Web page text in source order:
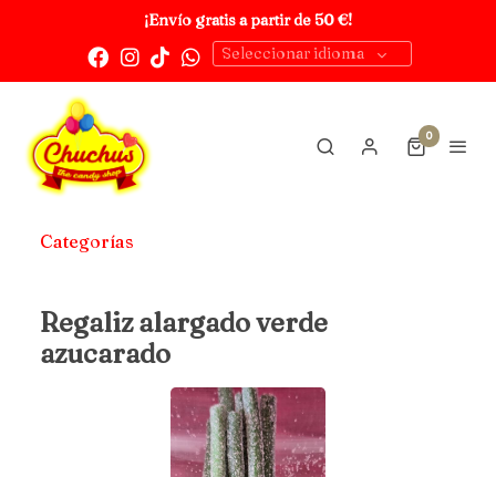
¡Envío gratis a partir de 50 €!
Seleccionar idioma
0
Categorías
Regaliz alargado verde
azucarado